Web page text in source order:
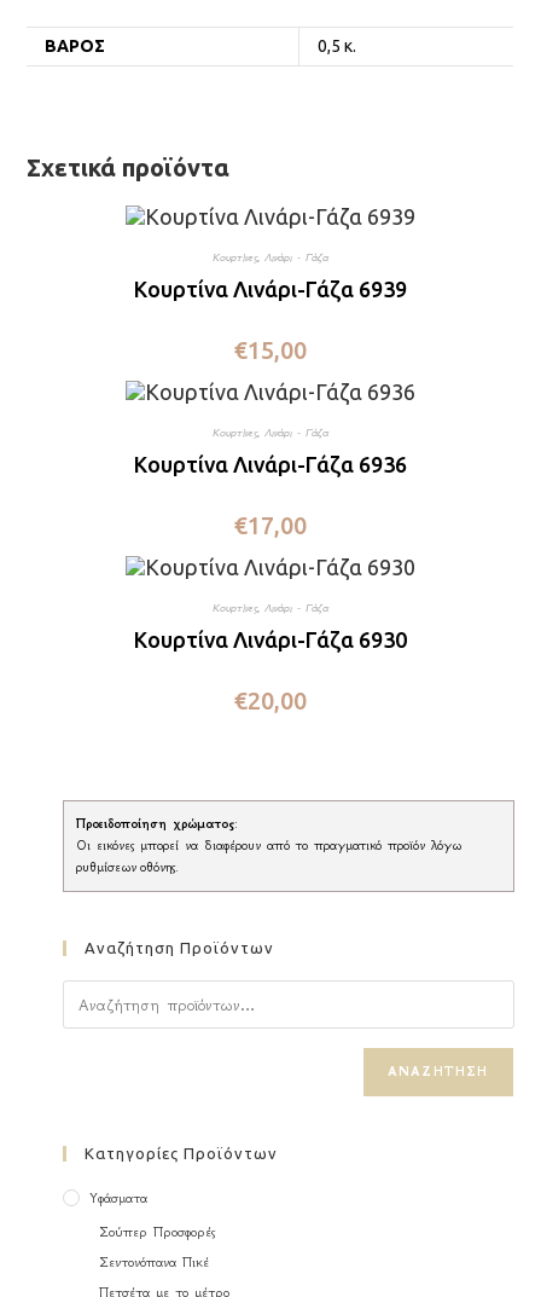
ΒΆΡΟΣ 0,5 κ.
Σχετικά προϊόντα
Κουρτίνες, Λινάρι - Γάζα
Κουρτίνα Λινάρι-Γάζα 6939
€15,00
Κουρτίνες, Λινάρι - Γάζα
Κουρτίνα Λινάρι-Γάζα 6936
€17,00
Κουρτίνες, Λινάρι - Γάζα
Κουρτίνα Λινάρι-Γάζα 6930
€20,00
Προειδοποίηση χρώματος:
Οι εικόνες μπορεί να διαφέρουν από το πραγματικό προϊόν λόγω
ρυθμίσεων οθόνης.
Αναζήτηση Προϊόντων
ΑΝΑΖΉΤΗΣΗ
Κατηγορίες Προϊόντων
Υφάσματα
Σούπερ Προσφορές
Σεντονόπανα Πικέ
Πετσέτα με το μέτρο